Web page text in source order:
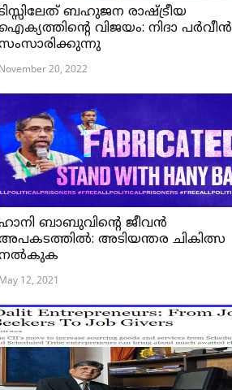
ബഹുജന രാഷ്ട്രീയ
വിജയം: നിദാ പർവീൻ
November 20, 2022
ബാബുവിന്റെ ജീവൻ
അടിയന്തര ചികിത്സ
May 12, 2021